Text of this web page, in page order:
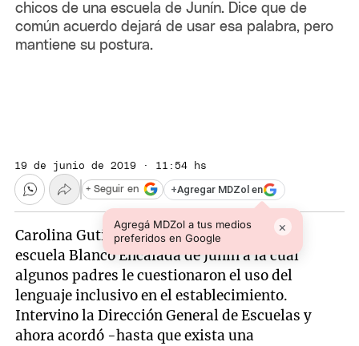
chicos de una escuela de Junín. Dice que de
común acuerdo dejará de usar esa palabra, pero
mantiene su postura.
19 de junio de 2019 · 11:54 hs
+Agregar MDZol en
Agregá MDZol a tus medios
preferidos en Google
×
+ Seguir en
Carolina Gutiérrez es la vicedirectora de la
escuela Blanco Encalada de Junín a la cual
algunos padres le cuestionaron el uso del
lenguaje inclusivo en el establecimiento.
Intervino la Dirección General de Escuelas y
ahora acordó -hasta que exista una